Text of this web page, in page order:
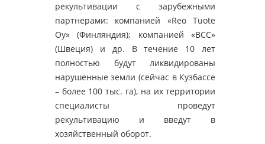
рекультивации с зарубежными
партнерами: компанией «Reo Tuote
Oy» (Финляндия); компанией «BCC»
(Швеция) и др. В течение 10 лет
полностью будут ликвидированы
нарушенные земли (сейчас в Кузбассе
– более 100 тыс. га), на их территории
специалисты проведут
рекультивацию и введут в
хозяйственный оборот.